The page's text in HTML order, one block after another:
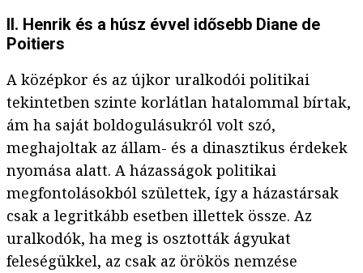
II. Henrik és a húsz évvel idősebb Diane de
Poitiers
A középkor és az újkor uralkodói politikai
tekintetben szinte korlátlan hatalommal bírtak,
ám ha saját boldogulásukról volt szó,
meghajoltak az állam- és a dinasztikus érdekek
nyomása alatt. A házasságok politikai
megfontolásokból születtek, így a házastársak
csak a legritkább esetben illettek össze. Az
uralkodók, ha meg is osztották ágyukat
feleségükkel, az csak az örökös nemzése